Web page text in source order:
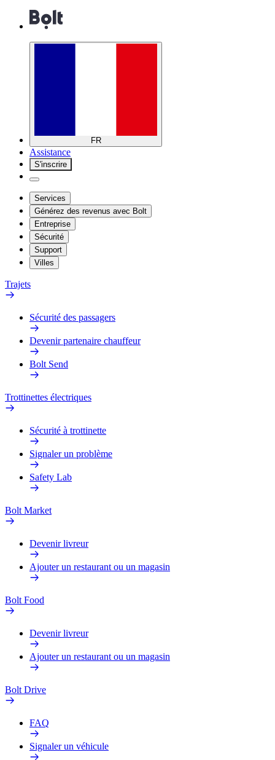
FR
Assistance
S'inscrire
Services
Générez des revenus avec Bolt
Entreprise
Sécurité
Support
Villes
Trajets
Sécurité des passagers
Devenir partenaire chauffeur
Bolt Send
Trottinettes électriques
Sécurité à trottinette
Signaler un problème
Safety Lab
Bolt Market
Devenir livreur
Ajouter un restaurant ou un magasin
Bolt Food
Devenir livreur
Ajouter un restaurant ou un magasin
Bolt Drive
FAQ
Signaler un véhicule